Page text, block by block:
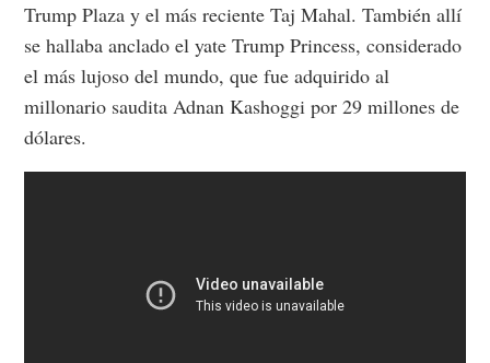
Trump Plaza y el más reciente Taj Mahal. También allí
se hallaba anclado el yate Trump Princess, considerado
el más lujoso del mundo, que fue adquirido al
millonario saudita Adnan Kashoggi por 29 millones de
dólares.